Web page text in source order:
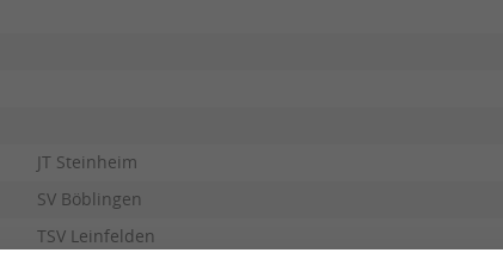
JT Steinheim
SV Böblingen
TSV Leinfelden